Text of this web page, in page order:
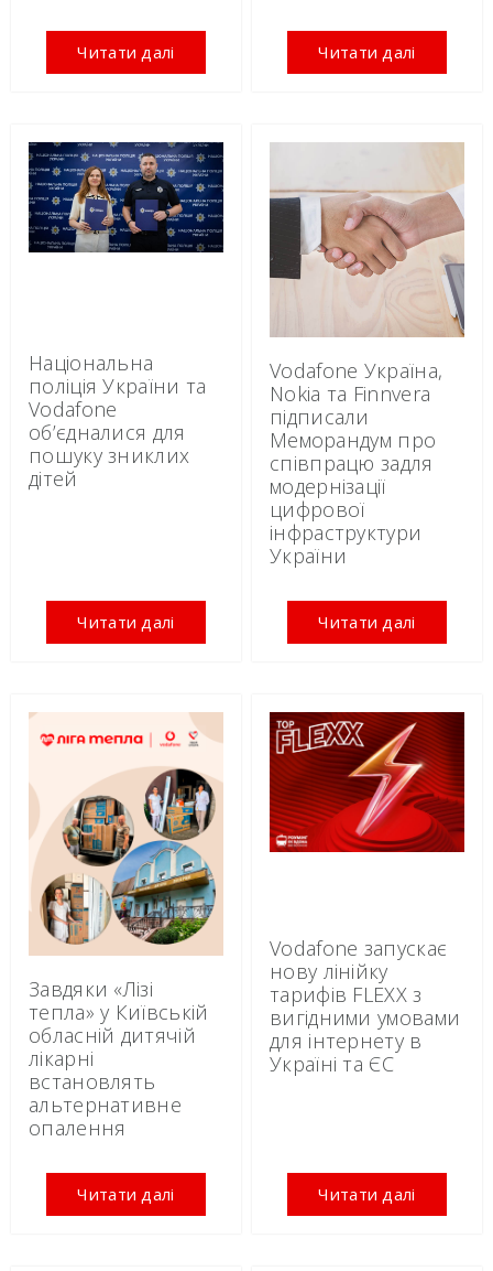
Читати далі Читати далі
Національна
поліція України та
Vodafone
об’єдналися для
пошуку зниклих
дітей
Читати далі
Vodafone Україна,
Nokia та Finnvera
підписали
Меморандум про
співпрацю задля
модернізації
цифрової
інфраструктури
України
Читати далі
Завдяки «Лізі
тепла» у Київській
обласній дитячій
лікарні
встановлять
альтернативне
опалення
Читати далі
Vodafone запускає
нову лінійку
тарифів FLEXX з
вигідними умовами
для інтернету в
Україні та ЄС
Читати далі